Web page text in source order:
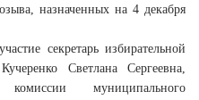
назначенных на 4 декабря
секретарь избирательной
Светлана Сергеевна,
комиссии муниципального